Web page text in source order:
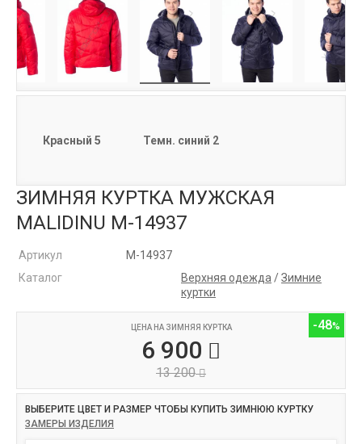
Красный 5 Темн. синий 2
ЗИМНЯЯ КУРТКА МУЖСКАЯ
MALIDINU M-14937
Артикул
M-14937
Каталог
Верхняя одежда /Зимние
куртки
-48
ЦЕНА НА ЗИМНЯЯ КУРТКА
6 900
13 200
ВЫБЕРИТЕ ЦВЕТ И РАЗМЕР ЧТОБЫ КУПИТЬ ЗИМНЮЮ КУРТКУ
ЗАМЕРЫ ИЗДЕЛИЯ